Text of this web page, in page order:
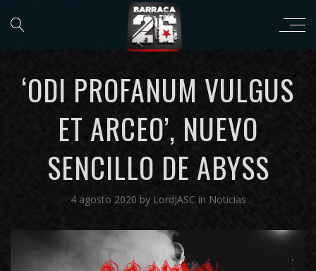
‘ODI PROFANUM VULGUS
ET ARCEO’, NUEVO
SENCILLO DE ABYSS
4 agosto 2020 by LordJASC in Noticias